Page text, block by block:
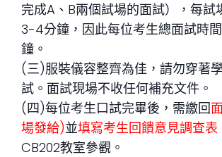
完成A、B兩個試場的面試），每試
3-4分鐘，因此每位考生總面試時
鐘。
(三)服裝儀容整齊為佳，請勿穿著
試。面試現場不收任何補充文件。
(四)每位考生口試完畢後，需繳回
場發給)並填寫考生回饋意見調查表
CB202教室參觀。